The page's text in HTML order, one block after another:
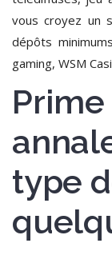
vous croyez un
dépôts
gaming, WSM
Prime
type